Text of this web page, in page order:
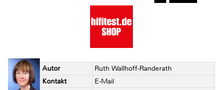
Autor
Ruth Wallhoff-Randerath
Kontakt
E-Mail